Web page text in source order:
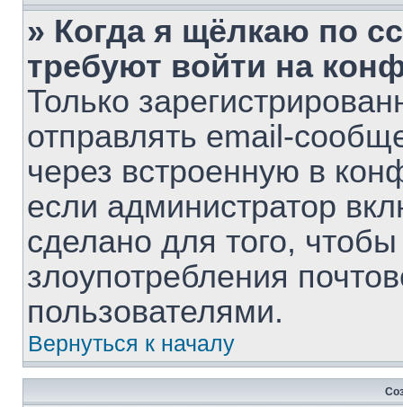
» Когда я щёлкаю по
требуют войти на
Только
отправлять email-
через встроенную в
если администратор
сделано для того,
злоупотребления
пользователями.
Вернуться к началу